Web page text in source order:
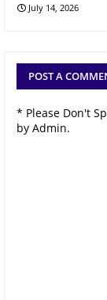
July 14, 2026
POST A
* Please Don't
by Admin.